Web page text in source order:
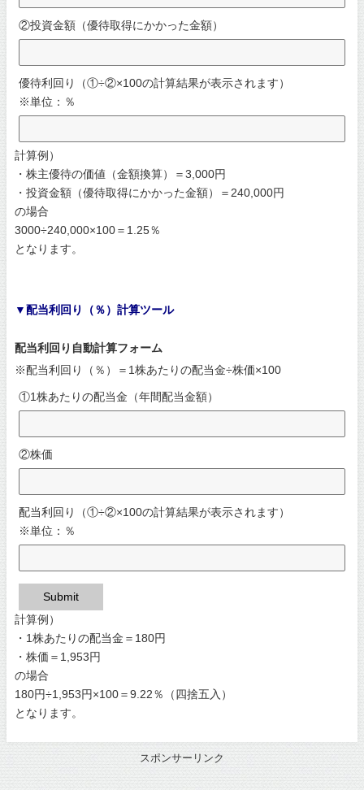
②投資金額（優待取得にかかった金額）
優待利回り（①÷②×100の計算結果が表示されます）
※単位：％
計算例）
・株主優待の価値（金額換算）＝3,000円
・投資金額（優待取得にかかった金額）＝240,000円
の場合
3000÷240,000×100＝1.25％
となります。
▼配当利回り（％）計算ツール
配当利回り自動計算フォーム
※配当利回り（％）＝1株あたりの配当金÷株価×100
①1株あたりの配当金（年間配当金額）
②株価
配当利回り（①÷②×100の計算結果が表示されます）
※単位：％
Submit
計算例）
・1株あたりの配当金＝180円
・株価＝1,953円
の場合
180円÷1,953円×100＝9.22％（四捨五入）
となります。
スポンサーリンク